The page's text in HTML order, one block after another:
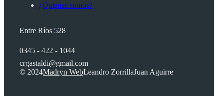
¿Quienes somos?
Entre Ríos 528
0345 - 422 - 1044
crgastaldi@gmail.com
© 2024Madryn WebLeandro ZorrillaJuan Aguirre